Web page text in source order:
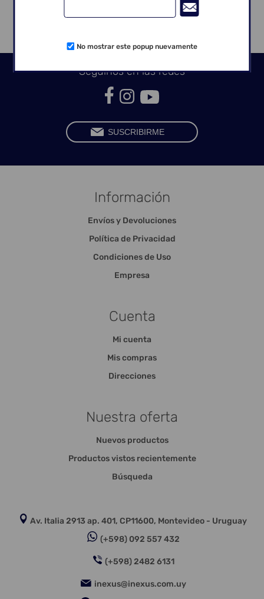
Seguinos en las redes
Información
Envíos y Devoluciones
Política de Privacidad
Condiciones de Uso
Empresa
Cuenta
Mi cuenta
Mis compras
Direcciones
Nuestra oferta
Nuevos productos
Productos vistos recientemente
Búsqueda
Av. Italia 2913 ap. 401, CP11600, Montevideo - Uruguay
(+598) 092 557 432
(+598) 2482 6131
inexus@inexus.com.uy
No mostrar este popup nuevamente